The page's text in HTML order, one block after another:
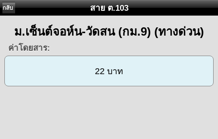
กลับ สาย ต.103
ม.เซ็นต์จอห์น-วัดสน (กม.9) (ทางด่วน)
ค่าโดยสาร:
22 บาท